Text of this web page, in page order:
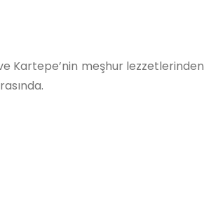
Kartepe’nin meşhur lezzetlerinden